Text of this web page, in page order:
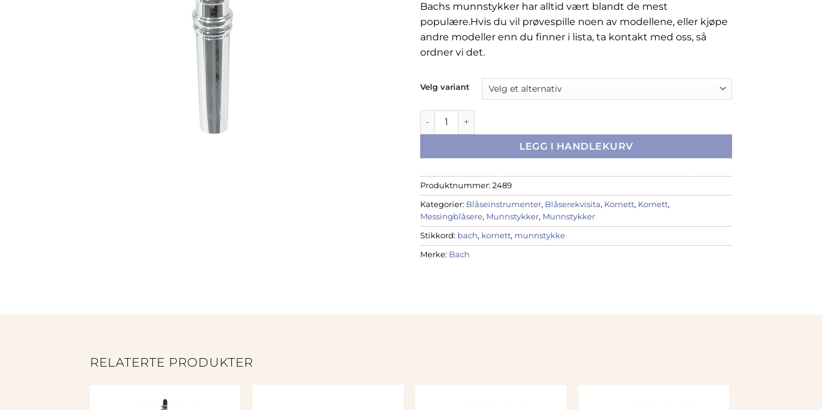
Bachs munnstykker har alltid vært blandt de mest
populære.Hvis du vil prøvespille noen av modellene, eller kjøpe
andre modeller enn du finner i lista, ta kontakt med oss, så
ordner vi det.
Velg variant
Bach kornettmunnstykker antall
LEGG I HANDLEKURV
Produktnummer: 2489
Kategorier: Blåseinstrumenter, Blåserekvisita, Kornett, Kornett,
Messingblåsere, Munnstykker, Munnstykker
Stikkord: bach, kornett, munnstykke
Merke: Bach
RELATERTE PRODUKTER